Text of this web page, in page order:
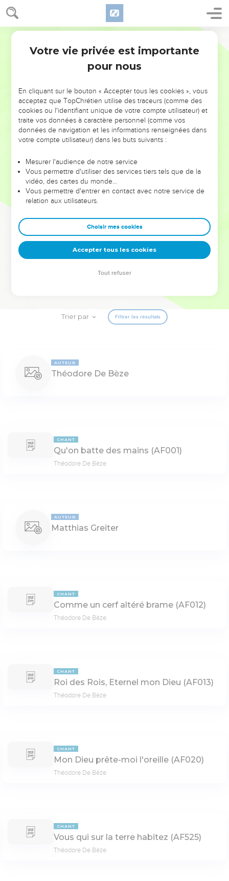
NE MANQUEZ PAS L’ÉVÉNEMENT
DE L’ANNÉE !
ET SI LEURS ERREURS POUVAIENT VOUS ÉVITER LES
VOTRES ?
leur foi ou leur vision. Mais on voit moins les doutes, les erreurs
et les saisons difficiles qu'ils ont traversés, alors même que ce
sont elles qui les ont façonnés.
Dans cette conférence, leaders, entrepreneurs, et responsables
clés pour avancer avec plus de sagesse afin que leurs erreurs
deviennent vos tremplins. Que vous guidiez un ministère, une
équipe, un groupe ou une famille, leur expérience est faite
pour vous.
Trier par Filtrer les résultats
AUTEUR
Théodore De Bèze
CHANT
Qu'on batte des mains (AF001)
Théodore De Bèze
AUTEUR
Matthias Greiter
CHANT
Comme un cerf altéré brame (AF012)
Théodore De Bèze
CHANT
Roi des Rois, Eternel mon Dieu (AF013)
Théodore De Bèze
CHANT
Mon Dieu prête-moi l'oreille (AF020)
Théodore De Bèze
CHANT
Vous qui sur la terre habitez (AF525)
Théodore De Bèze
Votre vie privée est importante
pour nous
En cliquant sur le bouton « Accepter tous les cookies », vous
acceptez que TopChrétien utilise des traceurs (comme des
cookies ou l'identifiant unique de votre compte utilisateur) et
traite vos données à caractère personnel (comme vos
données de navigation et les informations renseignées dans
votre compte utilisateur) dans les buts suivants :
Mesurer l'audience de notre service
Vous permettre d'utiliser des services tiers tels que de la
vidéo, des cartes du monde…
Vous permettre d'entrer en contact avec notre service de
relation aux utilisateurs.
Choisir mes cookies
Accepter tous les cookies
Tout refuser